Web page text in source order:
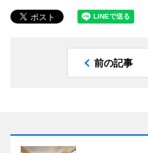
前の記事